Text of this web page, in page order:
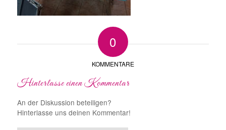
0
KOMMENTARE
Hinterlasse einen Kommentar
An der Diskussion beteiligen?
Hinterlasse uns deinen Kommentar!